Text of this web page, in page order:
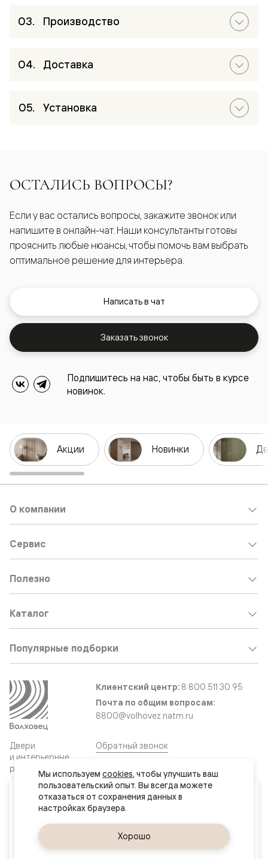
Ваш город
Нур-Султан (Астана)
Производство
Доставка
Установка
ОСТАЛИСЬ ВОПРОСЫ?
Если у вас остались вопросы, закажите звонок или
напишите в онлайн-чат. Наши консультанты готовы
прояснить любые нюансы, чтобы помочь вам выбрать
оптимальное решение для интерьера.
Написать в чат
Заказать звонок
Подпишитесь на нас, чтобы быть в курсе
новинок.
Акции Новинки
Двери
и интерьерные
решения
О компании
Сервис
Полезно
Каталог
Популярные подборки
Клиентский центр: 8 800 511 30 95
Почта по общим вопросам:
8800@volhovez.natm.ru
Обратный звонок
Сайт не является публичной офертой
Правовая информация
Дизайн сайта совместно с агентством
Супрематика
Мы используем cookies, чтобы улучшить ваш
пользовательский опыт. Вы всегда можете
отказаться от сохранения данных в
Хорошо